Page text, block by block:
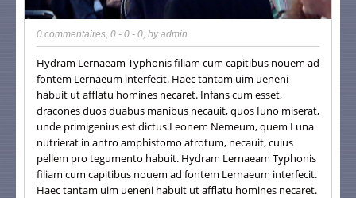
0 commentaires, 0 - 0 - 0, byadmin
Hydram Lernaeam Typhonis filiam cum capitibus nouem ad
fontem Lernaeum interfecit. Haec tantam uim ueneni
habuit ut afflatu homines necaret. Infans cum esset,
dracones duos duabus manibus necauit, quos Iuno miserat,
unde primigenius est dictus.Leonem Nemeum, quem Luna
nutrierat in antro amphistomo atrotum, necauit, cuius
pellem pro tegumento habuit. Hydram Lernaeam Typhonis
filiam cum capitibus nouem ad fontem Lernaeum interfecit.
Haec tantam uim ueneni habuit ut afflatu homines necaret.